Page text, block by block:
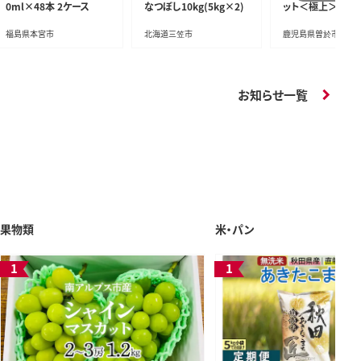
0ml×48本 2ケース
福島県本宮市
なつぼし10kg(5kg×2)
北海道三笠市
ット＜極上＞(計
鹿児島県曽於市
お知らせ一覧
果物類 米・パン